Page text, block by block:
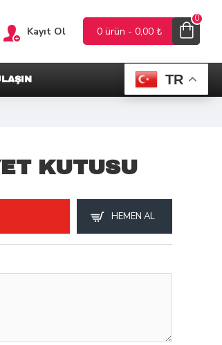
TR
Kayıt Ol 0 ürün - 0,00 ₺
0
KUTUSU
HEMEN AL